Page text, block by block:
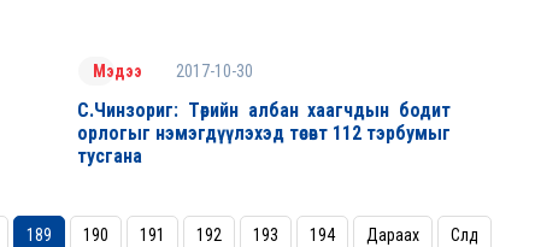
Мэдээ 2017-10-30
С.Чинзориг: Төрийн албан хаагчдын бодит
орлогыг нэмэгдүүлэхэд төсөвт 112 тэрбумыг
тусгана
189 190 191 192 193 194 Дараах Сүүлд